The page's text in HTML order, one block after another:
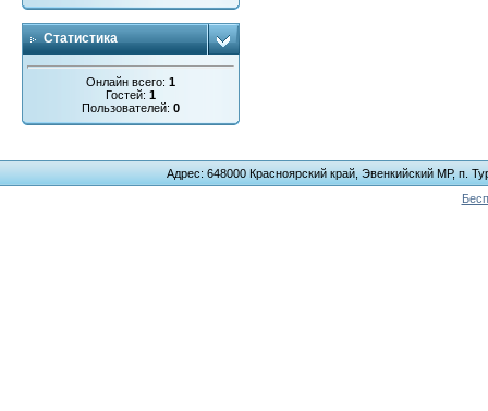
Статистика
Онлайн всего: 1
Гостей: 1
Пользователей: 0
Адрес: 648000 Красноярский край, Эвенкийский МР, п.